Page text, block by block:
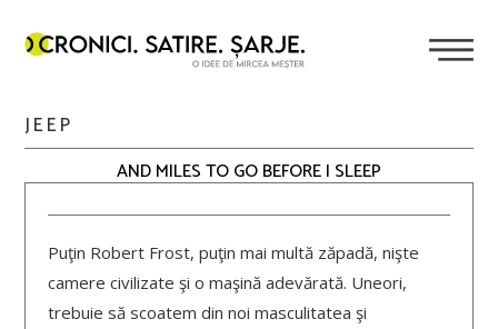
JEEP
AND MILES TO GO BEFORE I SLEEP
Puţin Robert Frost, puţin mai multă zăpadă, nişte
camere civilizate şi o maşină adevărată. Uneori,
trebuie să scoatem din noi masculitatea şi